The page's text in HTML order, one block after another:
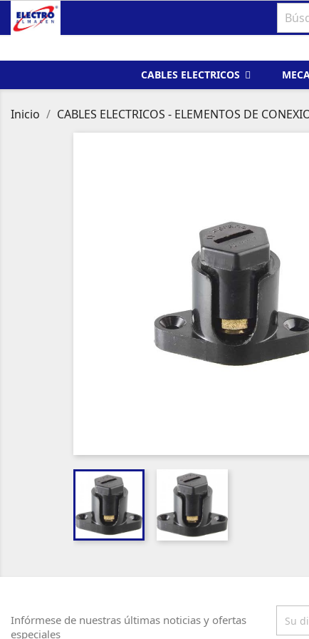
CABLES ELECTRICOS
Inicio CABLES ELECTRICOS - ELEMENTOS DE
Infórmese de nuestras últimas noticias y ofertas
especiales